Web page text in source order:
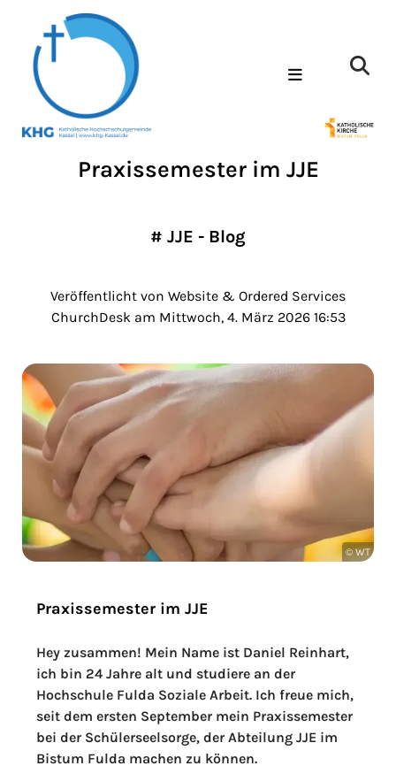
Praxissemester im JJE
# JJE - Blog
Veröffentlicht von Website & Ordered Services
ChurchDesk am Mittwoch, 4. März 2026 16:53
© WT
Praxissemester im JJE
Hey zusammen! Mein Name ist Daniel Reinhart,
ich bin 24 Jahre alt und studiere an der
Hochschule Fulda Soziale Arbeit. Ich freue mich,
seit dem ersten September mein Praxissemester
bei der Schülerseelsorge, der Abteilung JJE im
Bistum Fulda machen zu können.